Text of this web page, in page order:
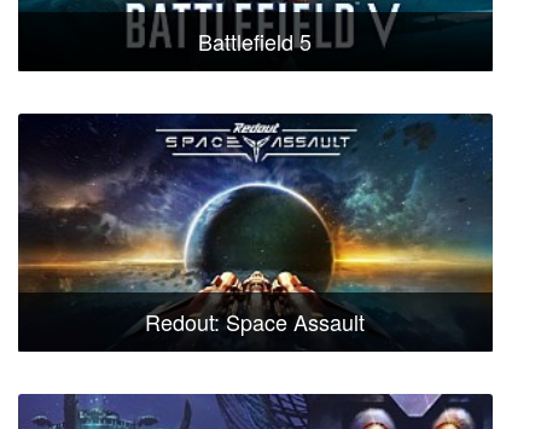
Battlefield 5
Redout: Space Assault